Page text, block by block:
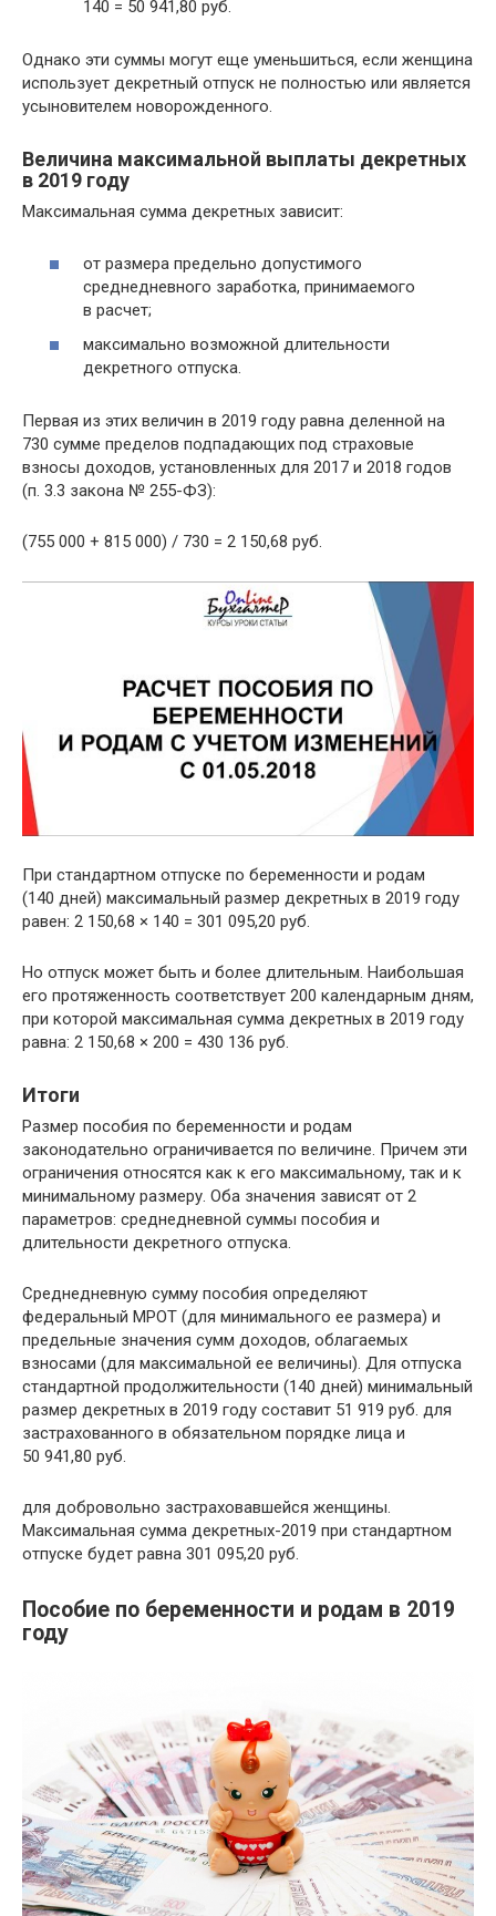
140 = 50 941,80 руб.
Однако эти суммы могут еще уменьшиться, если женщина
использует декретный отпуск не полностью или является
усыновителем новорожденного.
Величина максимальной выплаты декретных
в 2019 году
Максимальная сумма декретных зависит:
от размера предельно допустимого
среднедневного заработка, принимаемого
в расчет;
максимально возможной длительности
декретного отпуска.
Первая из этих величин в 2019 году равна деленной на
730 сумме пределов подпадающих под страховые
взносы доходов, установленных для 2017 и 2018 годов
(п. 3.3 закона № 255-ФЗ):
(755 000 + 815 000) / 730 = 2 150,68 руб.
При стандартном отпуске по беременности и родам
(140 дней) максимальный размер декретных в 2019 году
равен: 2 150,68 × 140 = 301 095,20 руб.
Но отпуск может быть и более длительным. Наибольшая
его протяженность соответствует 200 календарным дням,
при которой максимальная сумма декретных в 2019 году
равна: 2 150,68 × 200 = 430 136 руб.
Итоги
Размер пособия по беременности и родам
законодательно ограничивается по величине. Причем эти
ограничения относятся как к его максимальному, так и к
минимальному размеру. Оба значения зависят от 2
параметров: среднедневной суммы пособия и
длительности декретного отпуска.
Среднедневную сумму пособия определяют
федеральный МРОТ (для минимального ее размера) и
предельные значения сумм доходов, облагаемых
взносами (для максимальной ее величины). Для отпуска
стандартной продолжительности (140 дней) минимальный
размер декретных в 2019 году составит 51 919 руб. для
застрахованного в обязательном порядке лица и
50 941,80 руб.
для добровольно застраховавшейся женщины.
Максимальная сумма декретных-2019 при стандартном
отпуске будет равна 301 095,20 руб.
Пособие по беременности и родам в 2019
году